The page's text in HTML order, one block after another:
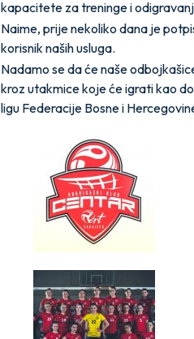
kapacitete za treninge i
Naime, prije nekoliko dana je
korisnik naših usluga.
Nadamo se da će naše
kroz utakmice koje će igrati kao
ligu Federacije Bosne i